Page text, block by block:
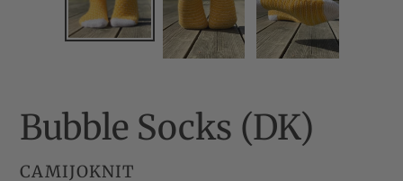
Bubble Socks (DK)
FORHANDLER
CAMIJOKNIT